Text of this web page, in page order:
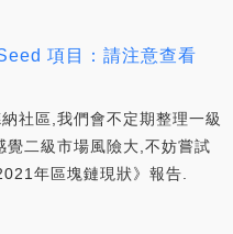
項目：請注意查看
社區,我們會不定期整理一級
二級市場風險大,不妨嘗試
年區塊鏈現狀》報告.